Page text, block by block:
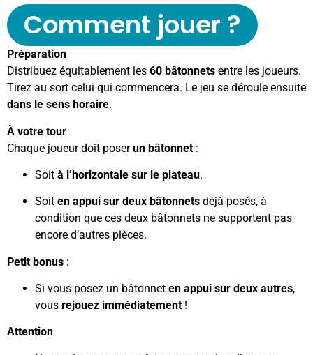
Comment jouer ?
Préparation
Distribuez équitablement les 60 bâtonnets entre les joueurs.
Tirez au sort celui qui commencera. Le jeu se déroule ensuite
dans le sens horaire.
À votre tour
Chaque joueur doit poserun bâtonnet :
Soit à l’horizontale sur le plateau.
Soit en appui sur deux bâtonnets déjà posés, à
condition que ces deux bâtonnets ne supportent pas
encore d’autres pièces.
Petit bonus :
Si vous posez un bâtonnet en appui sur deux autres,
vous rejouez immédiatement !
Attention